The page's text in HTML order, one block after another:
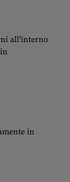
all'interno
in